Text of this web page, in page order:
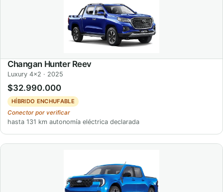
Changan Hunter Reev
Luxury 4x2 · 2025
$32.990.000
HÍBRIDO ENCHUFABLE
Conector por verificar
hasta 131 km autonomía eléctrica declarada